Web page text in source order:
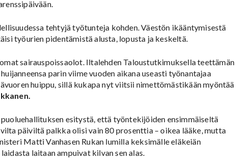
tehtyjä työtunteja kohden. Väestön ikääntymisestä
työurien pidentämistä alusta, lopusta ja keskeltä.
sairauspoissaolot. Iltalehden Taloustutkimuksella teettämän
parin viime vuoden aikana useasti työnantajaa
huippu, sillä kukapa nyt viitsii nimettömästikään myöntää
esitystä, että työntekijöiden ensimmäiseltä
päiviltä palkka olisi vain 80 prosenttia – oikea lääke, mutta
Matti Vanhasen Rukan lumilla keksimälle eläkeiän
laitaan ampuivat kilvan sen alas.